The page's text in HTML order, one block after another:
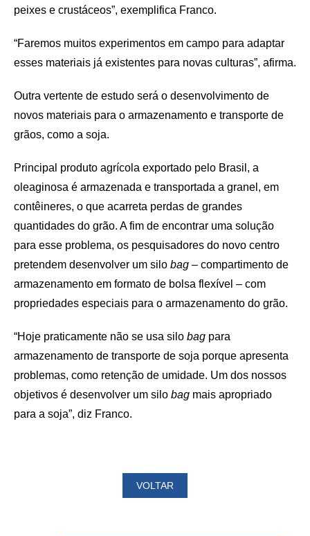
peixes e crustáceos”, exemplifica Franco.
“Faremos muitos experimentos em campo para adaptar
esses materiais já existentes para novas culturas”, afirma.
Outra vertente de estudo será o desenvolvimento de
novos materiais para o armazenamento e transporte de
grãos, como a soja.
Principal produto agrícola exportado pelo Brasil, a
oleaginosa é armazenada e transportada a granel, em
contêineres, o que acarreta perdas de grandes
quantidades do grão. A fim de encontrar uma solução
para esse problema, os pesquisadores do novo centro
pretendem desenvolver um silo bag – compartimento de
armazenamento em formato de bolsa flexível – com
propriedades especiais para o armazenamento do grão.
“Hoje praticamente não se usa silo bag para
armazenamento de transporte de soja porque apresenta
problemas, como retenção de umidade. Um dos nossos
objetivos é desenvolver um silo bag mais apropriado
para a soja”, diz Franco.
VOLTAR